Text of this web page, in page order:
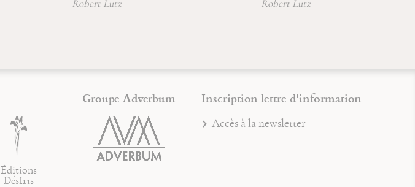
Robert Lutz
Robert Lutz
Éditions
DésIris
Groupe Adverbum Inscription lettre d'information
Accès à la newsletter